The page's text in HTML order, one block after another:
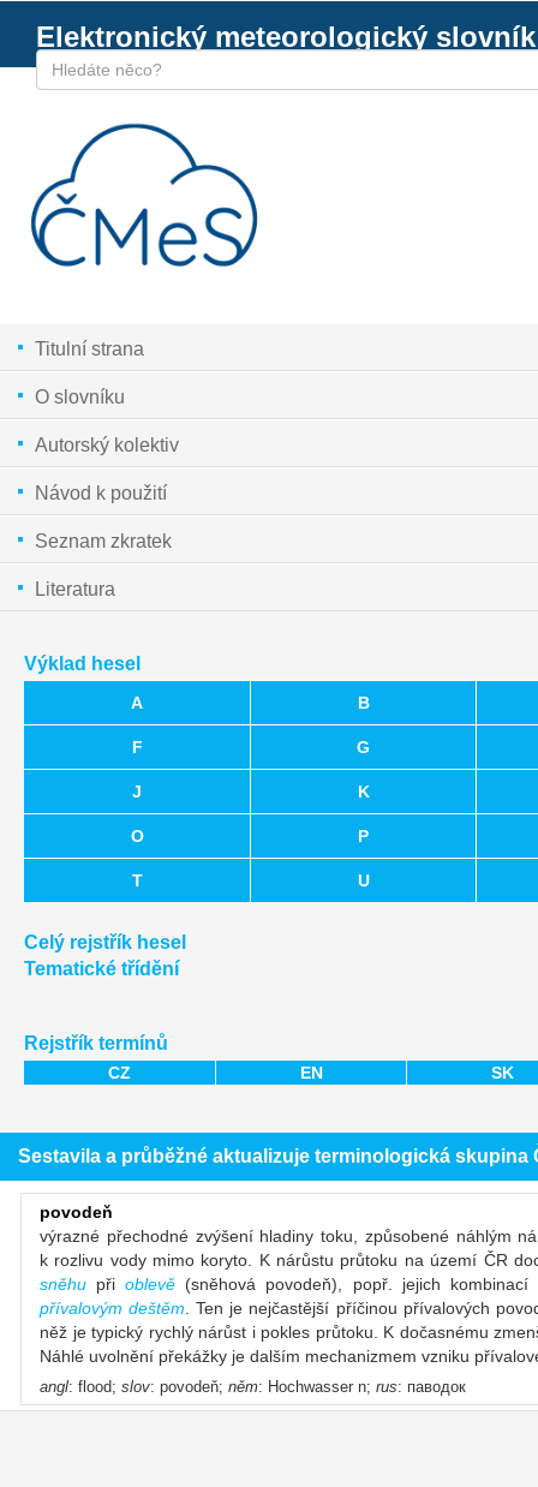
Elektronický meteorologický slovník
Titulní strana
O slovníku
Autorský kolektiv
Návod k použití
Seznam zkratek
Literatura
Výklad hesel
A B
F G
J K
O P
T U
Celý rejstřík hesel
Tematické třídění
Rejstřík termínů
CZ EN SK
Sestavila a průběžné aktualizuje terminologická
povodeň
výrazné přechodné zvýšení hladiny toku, způsobené náhlým
k rozlivu vody mimo koryto. K nárůstu průtoku na území ČR
sněhu přioblevě (sněhová povodeň), popř. jejich
přívalovým deštěm . Ten je nejčastější příčinou přívalových
něž je typický rychlý nárůst i pokles průtoku. K dočasnému
Náhlé uvolnění překážky je dalším mechanizmem vzniku
angl: flood; slov: povodeň; něm: Hochwasser n; rus: паводок